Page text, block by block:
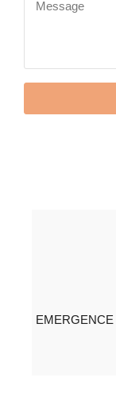
EMERGENCE